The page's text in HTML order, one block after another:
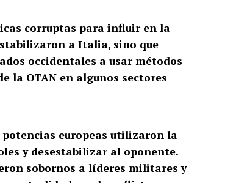
corruptas para influir en la
a Italia, sino que
occidentales a usar métodos
la OTAN en algunos sectores
potencias europeas utilizaron la
y desestabilizar al oponente.
sobornos a líderes militares y